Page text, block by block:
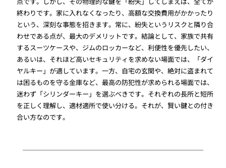
終わりです。家に入れなくなったり、高額な交換費用がかかったり
という、深刻な事態を招きます。常に、紛失というリスクと隣り合
わせである点が、最大のデメリットです。結論として、家族で共有
するスーツケースや、ジムのロッカーなど、利便性を優先したい、
あるいは、それほど高いセキュリティを求めない場面では、「ダイ
ヤルキー」が適しています。一方、自宅の玄関や、絶対に盗まれて
は困るものを守る金庫など、最高の防犯性が求められる場面では、
迷わず「シリンダーキー」を選ぶべきです。それぞれの長所と短所
を正しく理解し、適材適所で使い分ける。それが、賢い鍵との付き
合い方なのです。